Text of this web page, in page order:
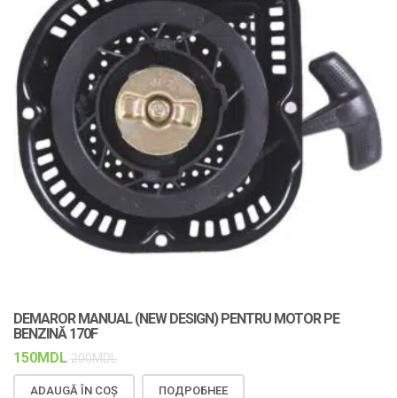
DEMAROR MANUAL (NEW DESIGN) PENTRU MOTOR PE
BENZINĂ 170F
150MDL 200MDL
ADAUGĂ ÎN COȘ ПОДРОБНЕЕ